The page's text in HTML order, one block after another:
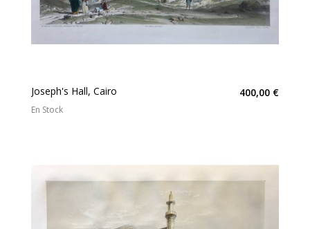
Joseph's Hall, Cairo 400,00 €
En Stock